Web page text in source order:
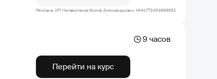
Реклама. ИП Четвертаков Иосиф Александрович, ИНН:772454969932
9 часов
Перейти на курс